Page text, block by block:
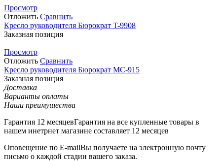
Просмотр
Отложить Сравнить
Кресло руководителя Бюрократ T-9908
Заказная позиция
Просмотр
Отложить Сравнить
Кресло руководителя Бюрократ MC-915
Заказная позиция
Доставка
Варианты оплаты
Наши преимушества
Гарантия 12 месяцевГарантия на все купленные товары в
нашем инетрнет магазине составляет 12 месяцев
Оповещение по E-mailВы получаете на электронную почту
письмо о каждой стадии вашего заказа.